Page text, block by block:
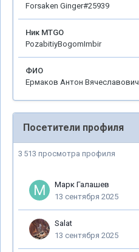
Forsaken Ginger#25939
Ник MTGO
PozabitiyBogomImbir
ФИО
Ермаков Антон Вячеславович
Посетители профиля
3 513 просмотра профиля
Марк Галашев
13 сентября 2025
Salat
13 сентября 2025